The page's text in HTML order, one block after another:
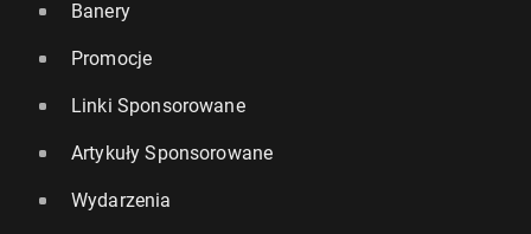
Banery
Promocje
Linki Sponsorowane
Artykuły Sponsorowane
Wydarzenia